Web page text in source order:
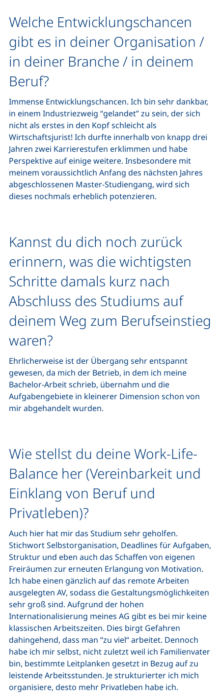
Welche Entwicklungschancen
gibt es in deiner Organisation /
in deiner Branche / in deinem
Beruf?
Immense Entwicklungschancen. Ich bin sehr dankbar,
in einem Industriezweig “gelandet” zu sein, der sich
nicht als erstes in den Kopf schleicht als
Wirtschaftsjurist! Ich durfte innerhalb von knapp drei
Jahren zwei Karrierestufen erklimmen und habe
Perspektive auf einige weitere. Insbesondere mit
meinem voraussichtlich Anfang des nächsten Jahres
abgeschlossenen Master-Studiengang, wird sich
dieses nochmals erheblich potenzieren.
Kannst du dich noch zurück
erinnern, was die wichtigsten
Schritte damals kurz nach
Abschluss des Studiums auf
deinem Weg zum Berufseinstieg
waren?
Ehrlicherweise ist der Übergang sehr entspannt
gewesen, da mich der Betrieb, in dem ich meine
Bachelor-Arbeit schrieb, übernahm und die
Aufgabengebiete in kleinerer Dimension schon von
mir abgehandelt wurden.
Wie stellst du deine Work-Life-
Balance her (Vereinbarkeit und
Einklang von Beruf und
Privatleben)?
Auch hier hat mir das Studium sehr geholfen.
Stichwort Selbstorganisation, Deadlines für Aufgaben,
Struktur und eben auch das Schaffen von eigenen
Freiräumen zur erneuten Erlangung von Motivation.
Ich habe einen gänzlich auf das remote Arbeiten
ausgelegten AV, sodass die Gestaltungsmöglichkeiten
sehr groß sind. Aufgrund der hohen
Internationalisierung meines AG gibt es bei mir keine
klassischen Arbeitszeiten. Dies birgt Gefahren
dahingehend, dass man “zu viel“ arbeitet. Dennoch
habe ich mir selbst, nicht zuletzt weil ich Familienvater
bin, bestimmte Leitplanken gesetzt in Bezug auf zu
leistende Arbeitsstunden. Je strukturierter ich mich
organisiere, desto mehr Privatleben habe ich.